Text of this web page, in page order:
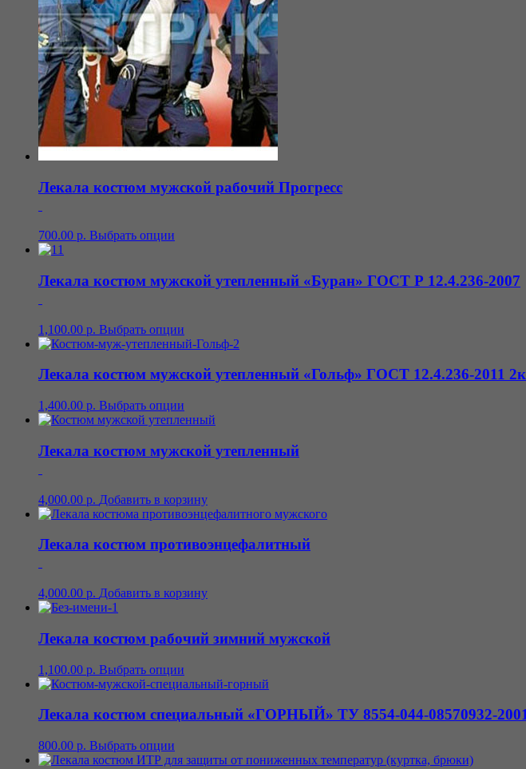
Лекала костюм мужской рабочий Прогресс
700.00 р. Выбрать опции
Лекала костюм мужской утепленный «Буран» ГОСТ Р 12.4.236-2007
1,100.00 р. Выбрать опции
Лекала костюм мужской утепленный «Гольф» ГОСТ 12.4.236-2011
1,400.00 р. Выбрать опции
Лекала костюм мужской утепленный
4,000.00 р. Добавить в корзину
Лекала костюм противоэнцефалитный
4,000.00 р. Добавить в корзину
Лекала костюм рабочий зимний мужской
1,100.00 р. Выбрать опции
Лекала костюм специальный «ГОРНЫЙ» ТУ 8554-044-08570932-
800.00 р. Выбрать опции